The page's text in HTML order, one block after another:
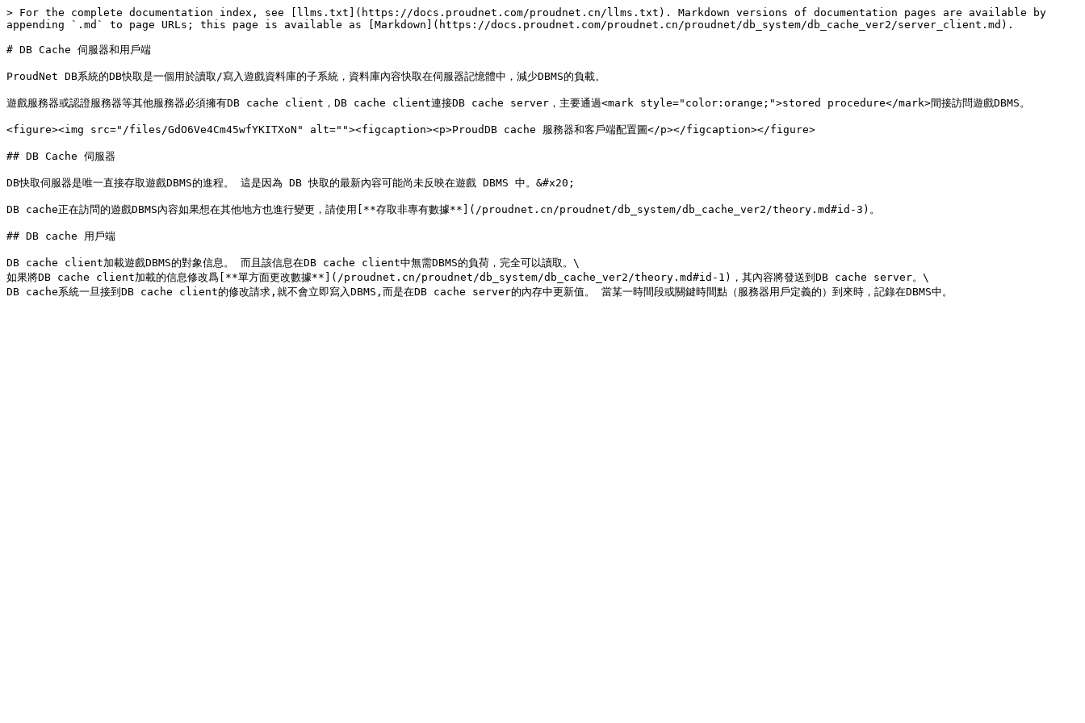
> For the complete documentation index, see [llms.txt](https://docs.proudnet.com/proudnet.cn/llms.txt). Markdown versions of documentation pages are available by
appending `.md` to page URLs; this page is available as [Markdown](https://docs.proudnet.com/proudnet.cn/proudnet/db_system/db_cache_ver2/server_client.md).
# DB Cache 伺服器和用戶端
ProudNet DB系統的DB快取是一個用於讀取/寫入遊戲資料庫的子系統，資料庫內容快取在伺服器記憶體中，減少DBMS的負載。
遊戲服務器或認證服務器等其他服務器必須擁有DB cache client，DB cache client連接DB cache server，主要通過<mark style="color:orange;">stored procedure</mark>間接訪問遊戲DBMS。
<figure><img src="/files/GdO6Ve4Cm45wfYKITXoN" alt=""><figcaption><p>ProudDB cache 服務器和客戶端配置圖</p></figcaption></figure>
## DB Cache 伺服器
DB快取伺服器是唯一直接存取遊戲DBMS的進程。 這是因為 DB 快取的最新內容可能尚未反映在遊戲 DBMS 中。&#x20;
DB cache正在訪問的遊戲DBMS內容如果想在其他地方也進行變更，請使用[**存取非專有數據**](/proudnet.cn/proudnet/db_system/db_cache_ver2/theory.md#id-3)。
## DB cache 用戶端
DB cache client加載遊戲DBMS的對象信息。 而且該信息在DB cache client中無需DBMS的負荷，完全可以讀取。\
如果將DB cache client加載的信息修改爲[**單方面更改數據**](/proudnet.cn/proudnet/db_system/db_cache_ver2/theory.md#id-1)，其內容將發送到DB cache server。\